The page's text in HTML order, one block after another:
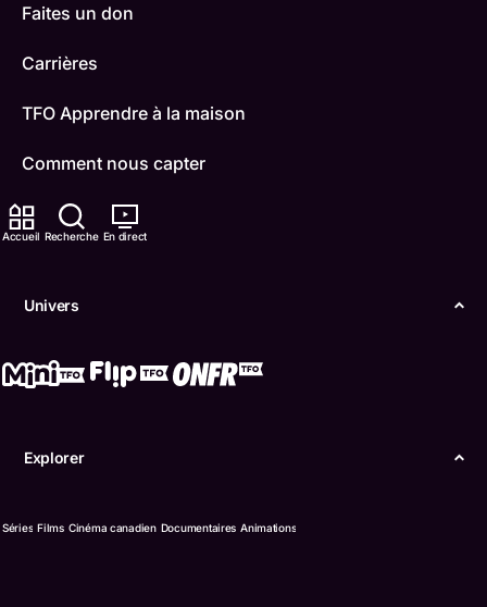
Accueil Recherche En direct
Univers
Explorer
Séries Films Cinéma canadien Documentaires Animations
Faites un don
Carrières
TFO Apprendre à la maison
Comment nous capter
Contactez-nous
IDÉLLO
Boukili
Accessibilité